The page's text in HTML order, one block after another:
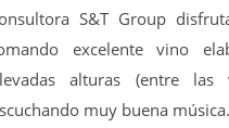
S&T Group
excelente vino
alturas (entre
muy buena música.